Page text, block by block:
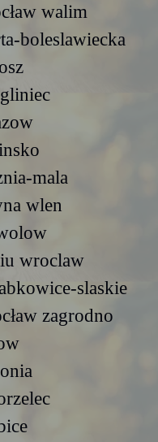
walim
boleslawiecka
mala
wlen
wroclaw
slaskie
zagrodno